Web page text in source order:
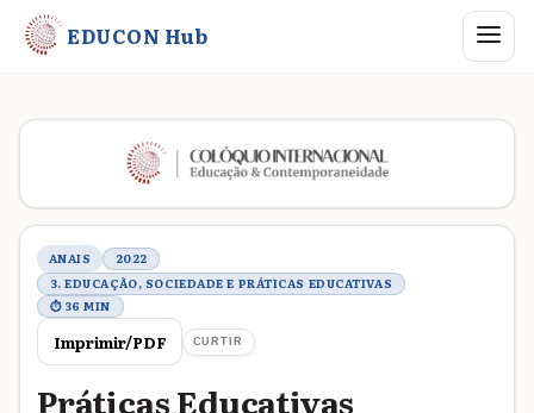
EDUCON Hub Abrir
Metadados do trabalho
ANAIS
2022
3. EDUCAÇÃO, SOCIEDADE E PRÁTICAS EDUCATIVAS
⏱ 36 MIN
Imprimir/PDF CURTIR
Práticas Educativas